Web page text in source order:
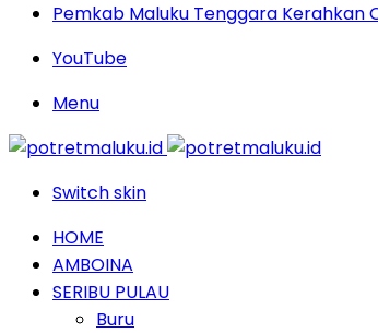
Pemkab Maluku Tenggara Kerahkan
YouTube
Menu
Switch skin
HOME
AMBOINA
SERIBU PULAU
Buru